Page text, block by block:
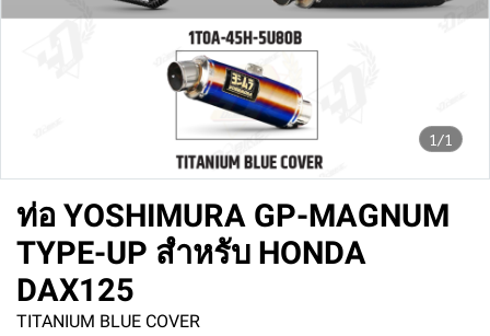
1/1
ท่อ YOSHIMURA GP-MAGNUM
TYPE-UP สำหรับ HONDA
DAX125
TITANIUM BLUE COVER